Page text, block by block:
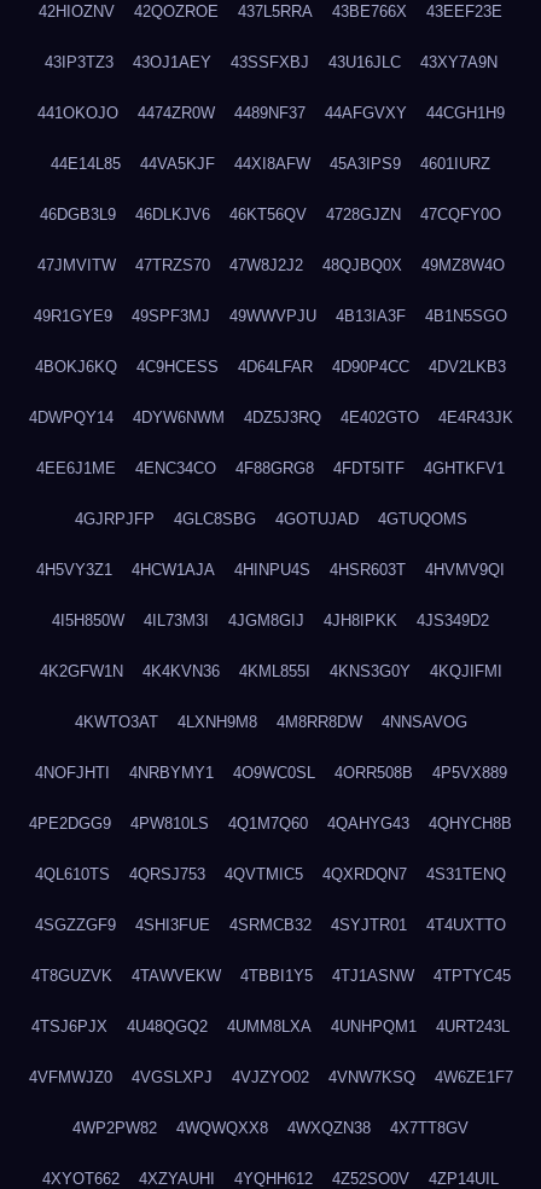
42HIOZNV 42QOZROE 437L5RRA 43BE766X 43EEF23E
43IP3TZ3 43OJ1AEY 43SSFXBJ 43U16JLC 43XY7A9N
441OKOJO 4474ZR0W 4489NF37 44AFGVXY 44CGH1H9
44E14L85 44VA5KJF 44XI8AFW 45A3IPS9 4601IURZ
46DGB3L9 46DLKJV6 46KT56QV 4728GJZN 47CQFY0O
47JMVITW 47TRZS70 47W8J2J2 48QJBQ0X 49MZ8W4O
49R1GYE9 49SPF3MJ 49WWVPJU 4B13IA3F 4B1N5SGO
4BOKJ6KQ 4C9HCESS 4D64LFAR 4D90P4CC 4DV2LKB3
4DWPQY14 4DYW6NWM 4DZ5J3RQ 4E402GTO 4E4R43JK
4EE6J1ME 4ENC34CO 4F88GRG8 4FDT5ITF 4GHTKFV1
4GJRPJFP 4GLC8SBG 4GOTUJAD 4GTUQOMS
4H5VY3Z1 4HCW1AJA 4HINPU4S 4HSR603T 4HVMV9QI
4I5H850W 4IL73M3I 4JGM8GIJ 4JH8IPKK 4JS349D2
4K2GFW1N 4K4KVN36 4KML855I 4KNS3G0Y 4KQJIFMI
4KWTO3AT 4LXNH9M8 4M8RR8DW 4NNSAVOG
4NOFJHTI 4NRBYMY1 4O9WC0SL 4ORR508B 4P5VX889
4PE2DGG9 4PW810LS 4Q1M7Q60 4QAHYG43 4QHYCH8B
4QL610TS 4QRSJ753 4QVTMIC5 4QXRDQN7 4S31TENQ
4SGZZGF9 4SHI3FUE 4SRMCB32 4SYJTR01 4T4UXTTO
4T8GUZVK 4TAWVEKW 4TBBI1Y5 4TJ1ASNW 4TPTYC45
4TSJ6PJX 4U48QGQ2 4UMM8LXA 4UNHPQM1 4URT243L
4VFMWJZ0 4VGSLXPJ 4VJZYO02 4VNW7KSQ 4W6ZE1F7
4WP2PW82 4WQWQXX8 4WXQZN38 4X7TT8GV
4XYOT662 4XZYAUHI 4YQHH612 4Z52SO0V 4ZP14UIL